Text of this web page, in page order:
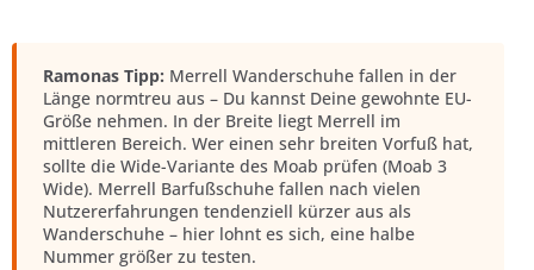
Ramonas Tipp: Merrell Wanderschuhe fallen in der
Länge normtreu aus – Du kannst Deine gewohnte EU-
Größe nehmen. In der Breite liegt Merrell im
mittleren Bereich. Wer einen sehr breiten Vorfuß hat,
sollte die Wide-Variante des Moab prüfen (Moab 3
Wide). Merrell Barfußschuhe fallen nach vielen
Nutzererfahrungen tendenziell kürzer aus als
Wanderschuhe – hier lohnt es sich, eine halbe
Nummer größer zu testen.